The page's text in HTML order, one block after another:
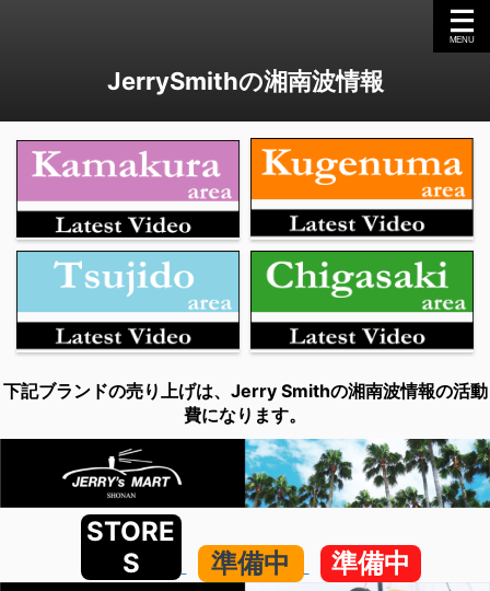
JerrySmithの湘南波情報
下記ブランドの売り上げは、Jerry Smithの湘南波情報の活動
費になります。
STORE
S
準備中 準備中